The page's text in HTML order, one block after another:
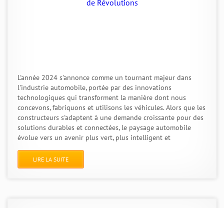
L'année 2024 s'annonce comme un tournant majeur dans
l'industrie automobile, portée par des innovations
technologiques qui transforment la manière dont nous
concevons, fabriquons et utilisons les véhicules. Alors que les
constructeurs s'adaptent à une demande croissante pour des
solutions durables et connectées, le paysage automobile
évolue vers un avenir plus vert, plus intelligent et
LIRE LA SUITE